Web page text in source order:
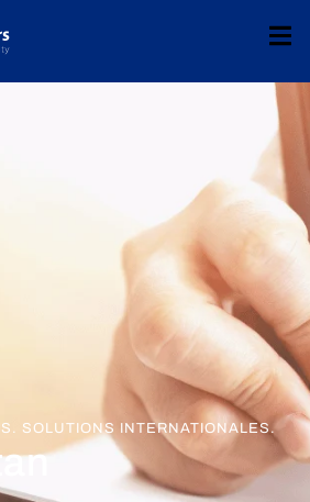
SOLUTIONS INTERNATIONALES.